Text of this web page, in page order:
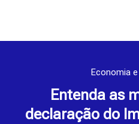
Economia
Entenda as
declaração do